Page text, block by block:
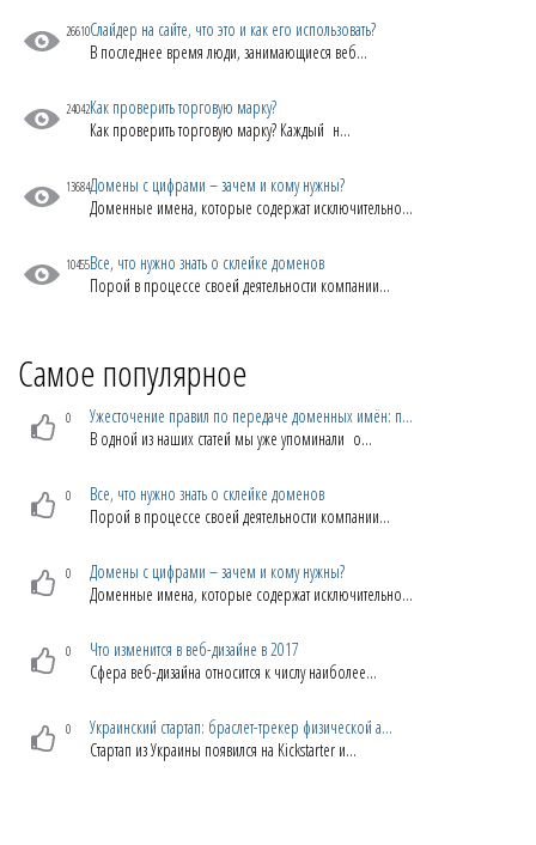
26610Слайдер на сайте, что это и как его использовать?
В последнее время люди, занимающиеся веб...
24042Как проверить торговую марку?
Как проверить торговую марку? Каждый н...
13684Домены с цифрами – зачем и кому нужны?
Доменные имена, которые содержат исключительно...
10455Все, что нужно знать о склейке доменов
Порой в процессе своей деятельности компании...
Самое популярное
0
Ужесточение правил по передаче доменных имён: п...
В одной из наших статей мы уже упоминали о...
0
Все, что нужно знать о склейке доменов
Порой в процессе своей деятельности компании...
0
Домены с цифрами – зачем и кому нужны?
Доменные имена, которые содержат исключительно...
0
Что изменится в веб-дизайне в 2017
Сфера веб-дизайна относится к числу наиболее...
0
Украинский стартап: браслет-трекер физической а...
Стартап из Украины появился на Kickstarter и...